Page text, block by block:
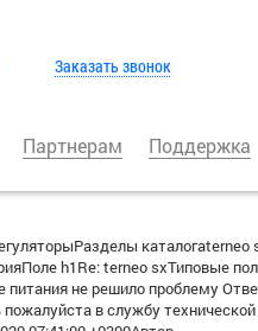
Заказать звонок
Партнерам Поддержка
h1Re: terneo sxТиповые
питания не решило проблему
пожалуйста в службу